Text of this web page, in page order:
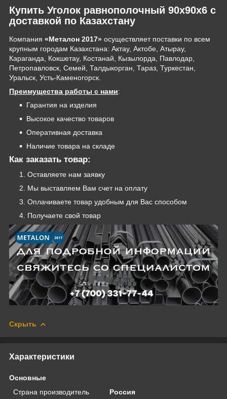
Купить Уголок равнополочный 90х90х6 с
доставкой по Казахстану
Компания «Металон 2017» осуществляет поставки по всем
крупным городам Казахстана: Актау, Актобе, Атырау,
Караганда, Кокшетау, Костанай, Кызылорда, Павлодар,
Петропавловск, Семей, Талдыкорган, Тараз, Туркестан,
Уральск, Усть-Каменогорск.
Преимущества работы с нами:
Гарантия на изделия
Высокое качество товаров
Оперативная доставка
Наличие товара на складе
Как заказать товар:
Оставляете нам заявку
Мы выставляем Вам счет на оплату
Оплачиваете товар удобным для Вас способом
Получаете свой товар
Скрыть
Характеристики
Основные
Страна производитель
Россия